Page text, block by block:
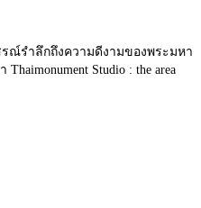
ณ์รำลึกถึงความดีงามของพระมหา
Studio : the area